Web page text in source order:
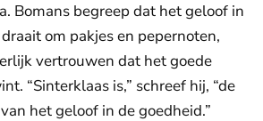
Bomans begreep dat het geloof in
om pakjes en pepernoten,
vertrouwen dat het goede
“Sinterklaas is,” schreef hij, “de
het geloof in de goedheid.”